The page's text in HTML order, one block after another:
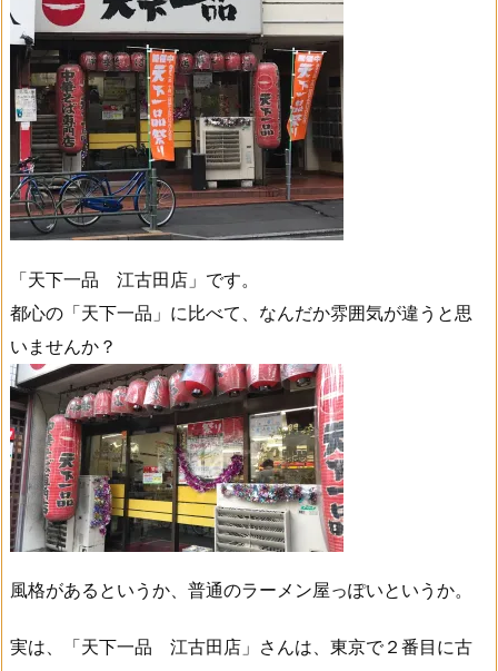
「天下一品 江古田店」です。
都心の「天下一品」に比べて、なんだか雰囲気が違うと思
いませんか？
風格があるというか、普通のラーメン屋っぽいというか。
実は、「天下一品 江古田店」さんは、東京で２番目に古